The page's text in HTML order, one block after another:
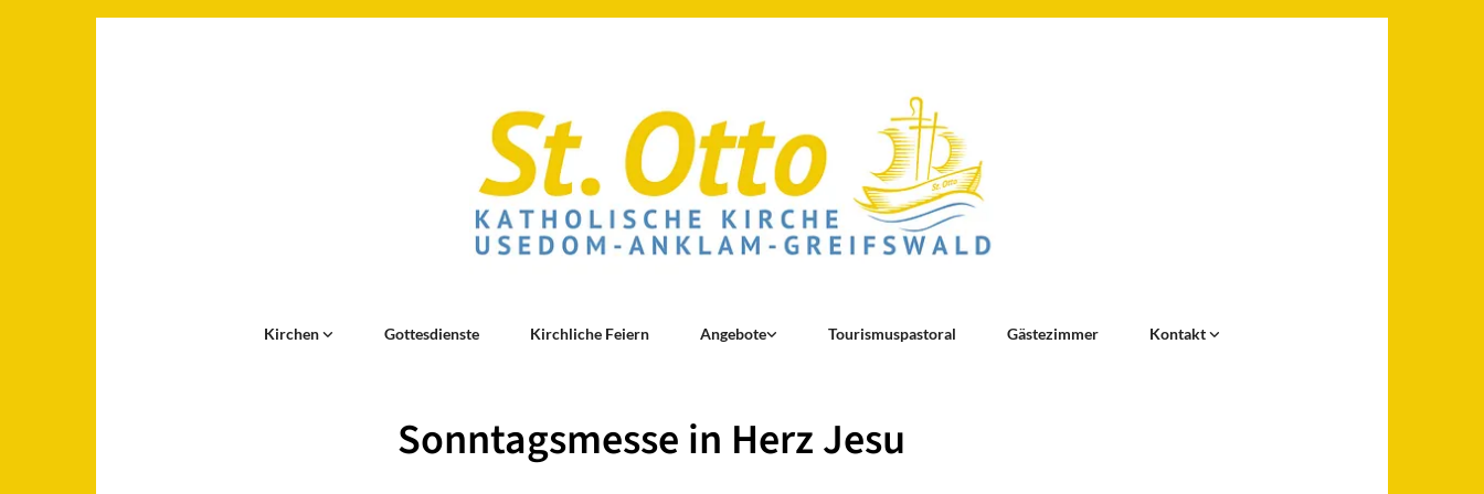
Kirchen Gottesdienste Kirchliche Feiern Angebote Tourismuspastoral Gästezimmer Kontakt
Sonntagsmesse in Herz Jesu